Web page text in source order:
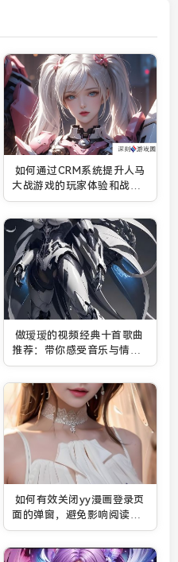
如何通过CRM系统提升人马
大战游戏的玩家体验和战斗
效率？
做瑷瑷的视频经典十首歌曲
推荐：带你感受音乐与情感
的交织
如何有效关闭yy漫画登录页
面的弹窗，避免影响阅读体
验？